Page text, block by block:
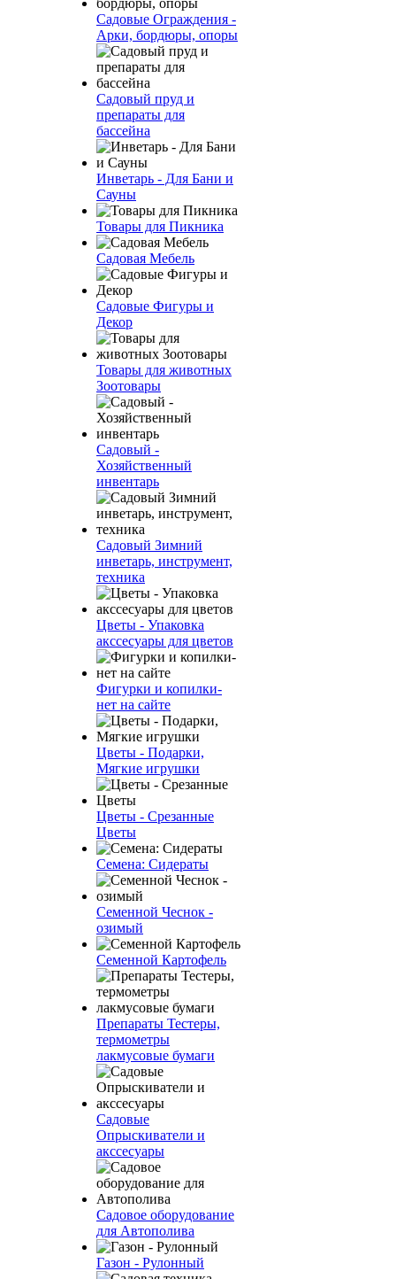
Садовые Ограждения -
Арки, бордюры, опоры
Садовый пруд и
препараты для
бассейна
Инветарь - Для Бани и
Сауны
Товары для Пикника
Садовая Мебель
Садовые Фигуры и
Декор
Товары для животных
Зоотовары
Садовый -
Хозяйственный
инвентарь
Садовый Зимний
инветарь, инструмент,
техника
Цветы - Упаковка
акссесуары для цветов
Фигурки и копилки-
нет на сайте
Цветы - Подарки,
Мягкие игрушки
Цветы - Срезанные
Цветы
Семена: Сидераты
Семенной Чеснок -
озимый
Семенной Картофель
Препараты Тестеры,
термометры
лакмусовые бумаги
Садовые
Опрыскиватели и
акссесуары
Садовое оборудование
для Автополива
Газон - Рулонный